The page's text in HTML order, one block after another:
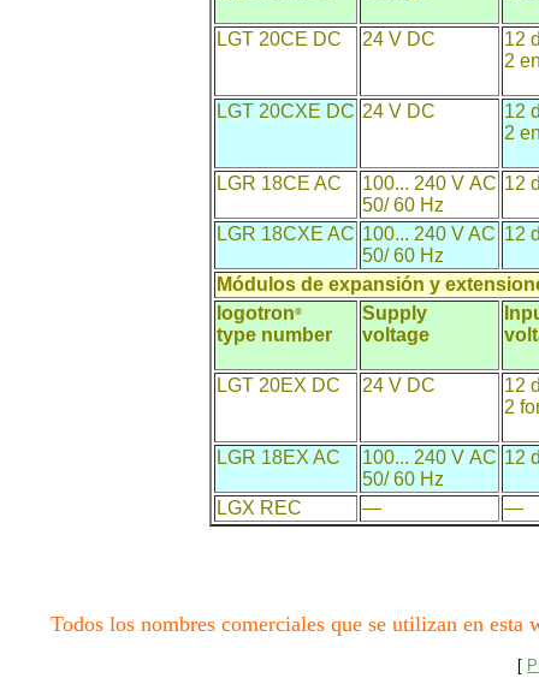
LGT 20CE DC 24 V DC
12
2
LGT 20CXE DC 24 V DC
12
2
LGR 18CE AC
100... 240 V AC
50/ 60 Hz
12
LGR 18CXE AC 100... 240 V AC
50/ 60 Hz
12
Módulos de expansión y
logotron®
type number
Supply
voltage
LGT 20EX DC 24 V DC
12
2
LGR 18EX AC
100... 240 V AC
50/ 60 Hz
12
LGX REC — —
Todos los nombres comerciales que se utilizan en esta
[